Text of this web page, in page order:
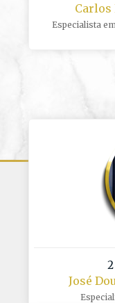
Carlos
Especialista
José